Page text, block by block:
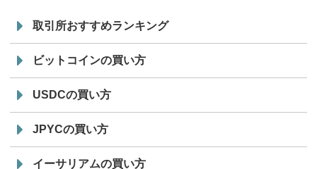
取引所おすすめランキング
ビットコインの買い方
USDCの買い方
JPYCの買い方
イーサリアムの買い方